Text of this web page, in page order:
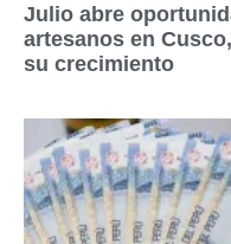
Julio abre
artesanos en
su crecimiento